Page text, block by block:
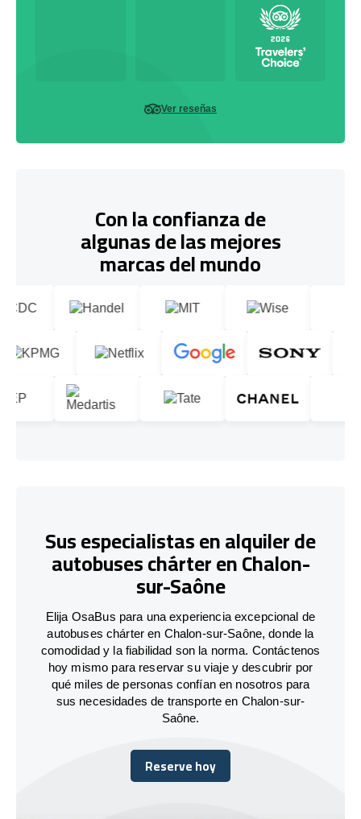
Ver reseñas
Con la confianza de
algunas de las mejores
marcas del mundo
Sus especialistas en alquiler de
autobuses chárter en Chalon-
sur-Saône
Elija OsaBus para una experiencia excepcional de
autobuses chárter en Chalon-sur-Saône, donde la
comodidad y la fiabilidad son la norma. Contáctenos
hoy mismo para reservar su viaje y descubrir por
qué miles de personas confían en nosotros para
sus necesidades de transporte en Chalon-sur-
Saône.
Reserve hoy
Reserve hoy